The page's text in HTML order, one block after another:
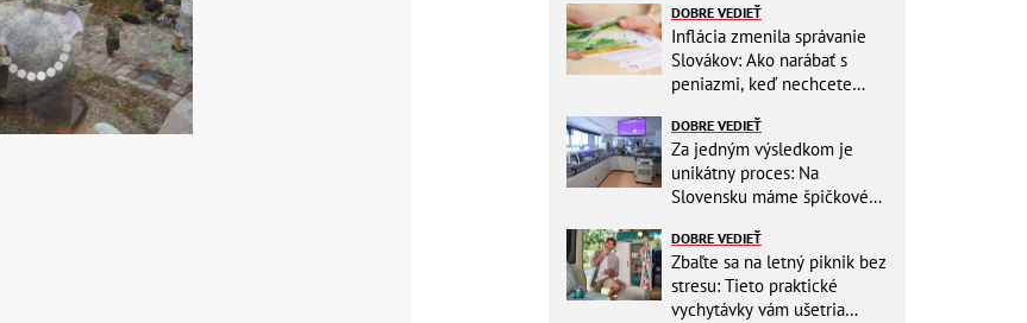
DOBRE VEDIEŤ
Inflácia zmenila správanie
Slovákov: Ako narábať s
peniazmi, keď nechcete
DOBRE VEDIEŤ
Za jedným výsledkom je
unikátny proces: Na
Slovensku máme špičkové
DOBRE VEDIEŤ
Zbaľte sa na letný piknik bez
stresu: Tieto praktické
vychytávky vám ušetria